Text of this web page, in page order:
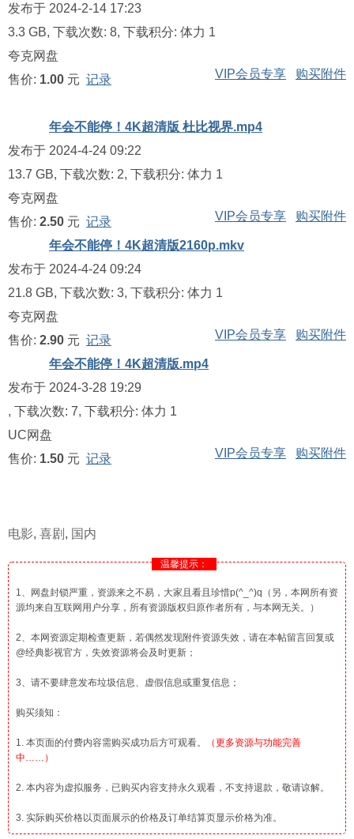
发布于 2024-2-14 17:23
3.3 GB, 下载次数: 8, 下载积分: 体力 1
夸克网盘
售价: 1.00 元 记录 VIP会员专享 购买附件
年会不能停！4K超清版 杜比视界.mp4
发布于 2024-4-24 09:22
13.7 GB, 下载次数: 2, 下载积分: 体力 1
夸克网盘
售价: 2.50 元 记录 VIP会员专享 购买附件
年会不能停！4K超清版2160p.mkv
发布于 2024-4-24 09:24
21.8 GB, 下载次数: 3, 下载积分: 体力 1
夸克网盘
售价: 2.90 元 记录 VIP会员专享 购买附件
年会不能停！4K超清版.mp4
发布于 2024-3-28 19:29
, 下载次数: 7, 下载积分: 体力 1
UC网盘
售价: 1.50 元 记录 VIP会员专享 购买附件
电影, 喜剧 , 国内
温馨提示：
1、网盘封锁严重，资源来之不易，大家且看且珍惜p(^_^)q（另，本网所有资
源均来自互联网用户分享，所有资源版权归原作者所有，与本网无关。）
2、本网资源定期检查更新，若偶然发现附件资源失效，请在本帖留言回复或
@经典影视官方，失效资源将会及时更新；
3、请不要肆意发布垃圾信息、虚假信息或重复信息；
购买须知：
1. 本页面的付费内容需购买成功后方可观看。
（更多资源与功能完善
中……）
2. 本内容为虚拟服务，已购买内容支持永久观看，不支持退款，敬请谅解。
3. 实际购买价格以页面展示的价格及订单结算页显示价格为准。